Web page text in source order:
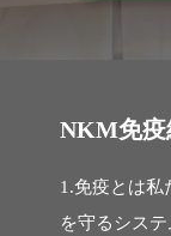
NKM免疫
1.免疫とは私
を守るシス